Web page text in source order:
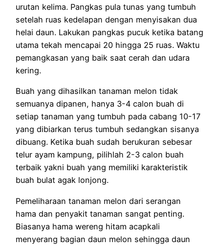
urutan kelima. Pangkas pula tunas yang tumbuh
setelah ruas kedelapan dengan menyisakan dua
helai daun. Lakukan pangkas pucuk ketika batang
utama tekah mencapai 20 hingga 25 ruas. Waktu
pemangkasan yang baik saat cerah dan udara
kering.
Buah yang dihasilkan tanaman melon tidak
semuanya dipanen, hanya 3-4 calon buah di
setiap tanaman yang tumbuh pada cabang 10-17
yang dibiarkan terus tumbuh sedangkan sisanya
dibuang. Ketika buah sudah berukuran sebesar
telur ayam kampung, pilihlah 2-3 calon buah
terbaik yakni buah yang memiliki karakteristik
buah bulat agak lonjong.
Pemeliharaan tanaman melon dari serangan
hama dan penyakit tanaman sangat penting.
Biasanya hama wereng hitam acapkali
menyerang bagian daun melon sehingga daun